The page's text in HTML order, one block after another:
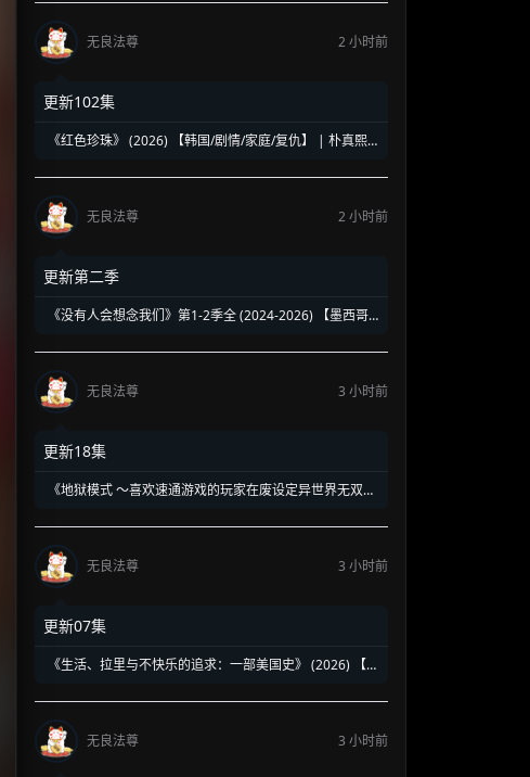
无良法尊 2 小时前
更新102集
《红色珍珠》 (2026) 【韩国/剧情/家庭/复仇】 | 朴真熙
无良法尊 2 小时前
更新第二季
《没有人会想念我们》第1-2季全 (2024-2026) 【墨西哥/
下校园经营法则
无良法尊
3 小时前
更新18集
《地狱模式 ～喜欢速通游戏的玩家在废设定异世界无双
核废人玩家的受死流异世界无双 | 骨灰级高玩必看的硬核
转生神作
无良法尊
3 小时前
更新07集
《生活、拉里与不快乐的追求：一部美国史》 (2026) 【美
制热情》荒诞来袭
无良法尊
3 小时前